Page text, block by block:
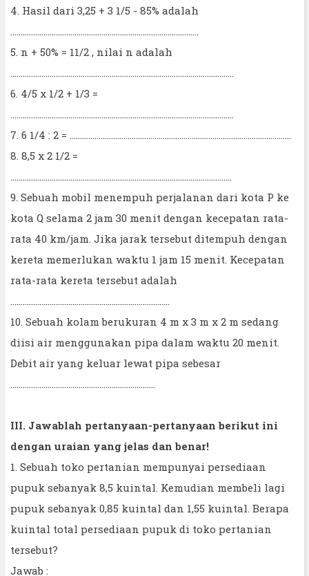
4. Hasil dari 3,25 + 3 1/5 - 85% adalah
5. n + 50% = 11/2 , nilai n adalah
6. 4/5 x 1/2 + 1/3 =
7. 6 1/4 : 2 = ...........................................................................................................
8. 8,5 x 2 1/2 =
9. Sebuah mobil menempuh perjalanan dari kota P ke
kota Q selama 2 jam 30 menit dengan kecepatan rata-
rata 40 km/jam. Jika jarak tersebut ditempuh dengan
kereta memerlukan waktu 1 jam 15 menit. Kecepatan
rata-rata kereta tersebut adalah
10. Sebuah kolam berukuran 4 m x 3 m x 2 m sedang
diisi air menggunakan pipa dalam waktu 20 menit.
Debit air yang keluar lewat pipa sebesar
III. Jawablah pertanyaan-pertanyaan berikut ini
dengan uraian yang jelas dan benar!
1. Sebuah toko pertanian mempunyai persediaan
pupuk sebanyak 8,5 kuintal. Kemudian membeli lagi
pupuk sebanyak 0,85 kuintal dan 1,55 kuintal. Berapa
kuintal total persediaan pupuk di toko pertanian
tersebut?
Jawab :